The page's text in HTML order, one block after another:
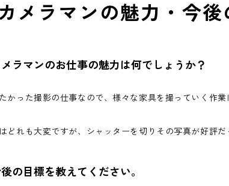
メラマンの魅力・今後
ラマンのお仕事の魅力は何でしょうか？
かった撮影の仕事なので、様々な家具を撮っていく作業
どれも大変ですが、シャッターを切りその写真が好評だ
の目標を教えてください。